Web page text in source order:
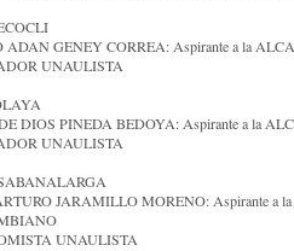
ADAN GENEY CORREA: Aspirante a la
UNAULISTA
DIOS PINEDA BEDOYA: Aspirante a la
UNAULISTA
JARAMILLO MORENO: Aspirante a
UNAULISTA